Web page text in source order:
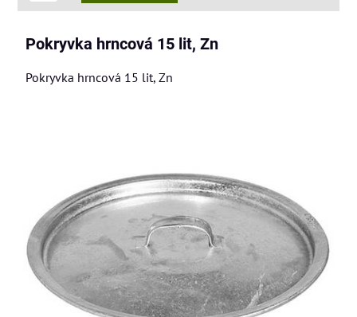
Pokryvka hrncová 15 lit, Zn
Pokryvka hrncová 15 lit, Zn